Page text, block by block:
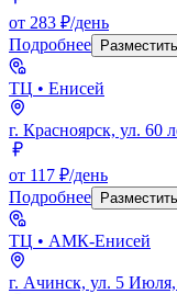
от 283 ₽/день
Подробнее
ТЦ • Енисей
г. Красноярск, ул. 60
от 117 ₽/день
Подробнее
ТЦ • АМК-Енисей
г. Ачинск, ул. 5 Июля,